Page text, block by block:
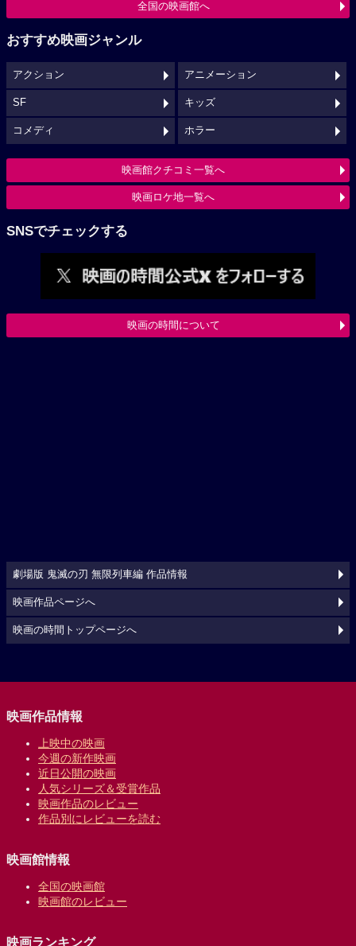
全国の映画館へ
おすすめ映画ジャンル
アクション アニメーション
SF キッズ
コメディ ホラー
映画館クチコミ一覧へ
映画ロケ地一覧へ
SNSでチェックする
映画の時間について
劇場版 鬼滅の刃 無限列車編 作品情報
映画作品ページへ
映画の時間トップページへ
映画作品情報
上映中の映画
今週の新作映画
近日公開の映画
人気シリーズ＆受賞作品
映画作品のレビュー
作品別にレビューを読む
映画館情報
全国の映画館
映画館のレビュー
映画ランキング